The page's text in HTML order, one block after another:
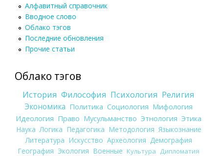
Алфавитный справочник
Вводное слово
Облако тэгов
Последние обновления
Прочие статьи
Облако тэгов
История Философия Психология Религия
Экономика Политика Социология Мифология
Идеология Право Мусульманство Этнология Этика
Наука Логика Педагогика Методология Языкознание
Литература Искусство Археология Демография
География Экология Военные Культура
Дипломатия